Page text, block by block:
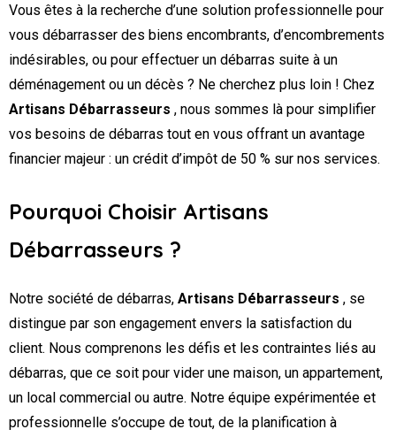
Vous êtes à la recherche d’une solution professionnelle pour
vous débarrasser des biens encombrants, d’encombrements
indésirables, ou pour effectuer un débarras suite à un
déménagement ou un décès ? Ne cherchez plus loin ! Chez
Artisans Débarrasseurs , nous sommes là pour simplifier
vos besoins de débarras tout en vous offrant un avantage
financier majeur : un crédit d’impôt de 50 % sur nos services.
Pourquoi Choisir Artisans
Débarrasseurs ?
Notre société de débarras, Artisans Débarrasseurs , se
distingue par son engagement envers la satisfaction du
client. Nous comprenons les défis et les contraintes liés au
débarras, que ce soit pour vider une maison, un appartement,
un local commercial ou autre. Notre équipe expérimentée et
professionnelle s’occupe de tout, de la planification à